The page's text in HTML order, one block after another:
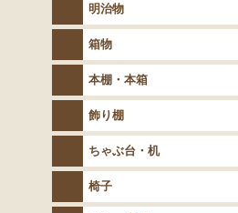
明治物
箱物
本棚・本箱
飾り棚
ちゃぶ台・机
椅子